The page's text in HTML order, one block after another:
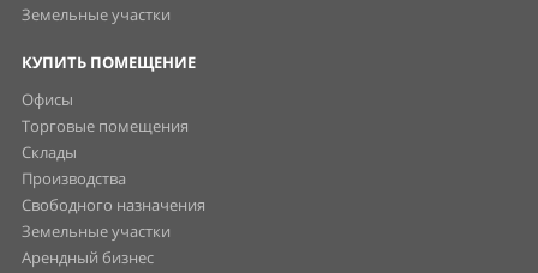
Земельные участки
КУПИТЬ ПОМЕЩЕНИЕ
Офисы
Торговые помещения
Склады
Производства
Свободного назначения
Земельные участки
Арендный бизнес